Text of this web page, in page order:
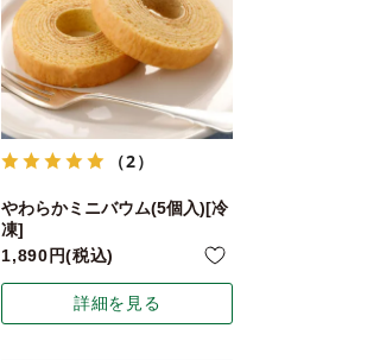
（2）
やわらかミニバウム(5個入)[冷
凍]
1,890
税込
詳細を見る